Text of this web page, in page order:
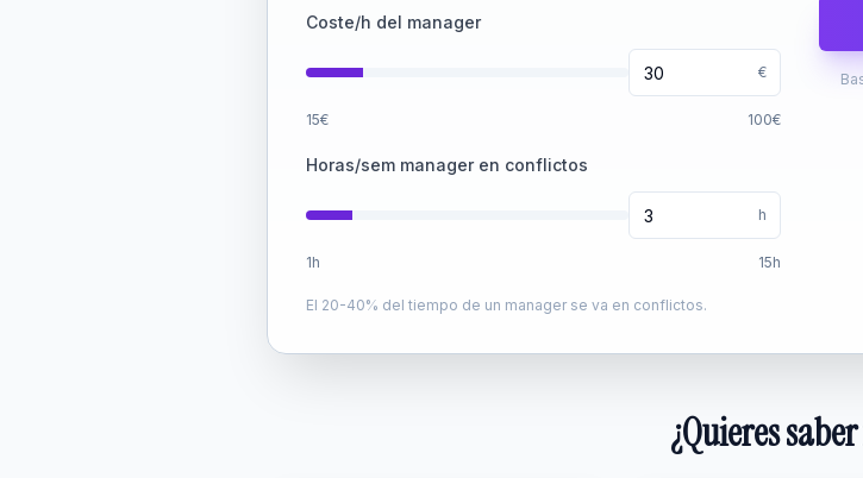
Coste/h del manager
€
15€ 100€
Horas/sem manager en conflictos
h
1h 15h
El 20-40% del tiempo de un manager se va en conflictos.
¿Quieres